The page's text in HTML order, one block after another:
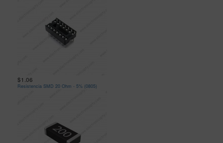
$1.06
Resistencia SMD 20 Ohm - 5% (0805)